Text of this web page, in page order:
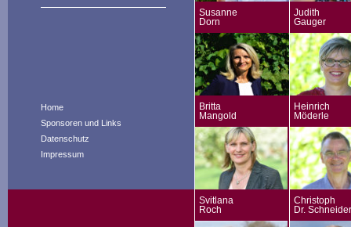
Home
Sponsoren und Links
Datenschutz
Impressum
Susanne
Dorn
Judith
Gauger
Britta
Mangold
Heinrich
Möderle
Svitlana
Roch
Christoph
Dr. Schneider